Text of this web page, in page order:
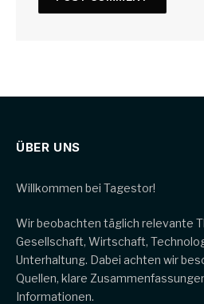
ÜBER UNS
Willkommen bei Tagestor!
Wir beobachten täglich relevante
Gesellschaft, Wirtschaft,
Unterhaltung. Dabei achten wir
Quellen, klare
Informationen.